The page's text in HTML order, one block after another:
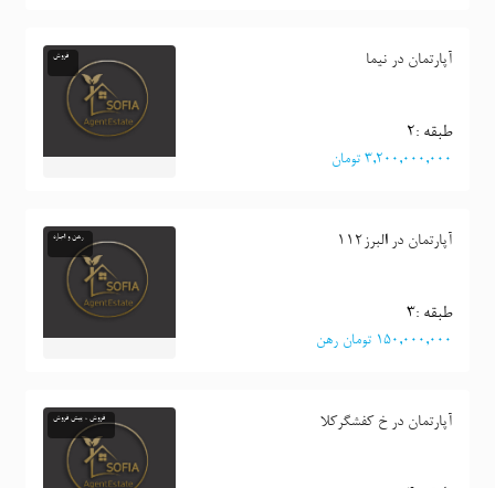
آپارتمان در نیما
طبقه :٢
٣,٢٠٠,٠٠٠,٠٠٠ تومان
فروش
آپارتمان در البرز112
طبقه :٣
١٥٠,٠٠٠,٠٠٠ تومان رهن
رهن و اجاره
آپارتمان در خ کفشگرکلا فروش ، پیش فروش